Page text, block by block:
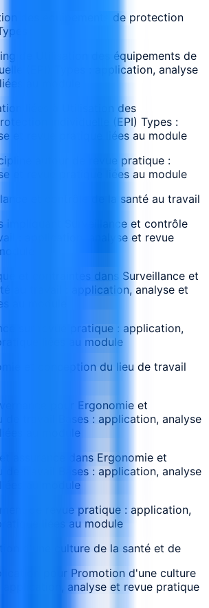
des équipements de protection
de Utilisation des équipements de
(EPI) Types : application, analyse
au module
liées à Utilisation des
individuelle (EPI) Types :
et revue pratique liées au module
autour de revue pratique :
et revue pratique liées au module
et contrôle de la santé au travail
impliquant Surveillance et contrôle
: application, analyse et revue
et contraintes dans Surveillance et
au travail : application, analyse et
au module
sur revue pratique : application,
liées au module
et conception du lieu de travail
pour Ergonomie et
de travail Bases : application, analyse
au module
assurance dans Ergonomie et
de travail Bases : application, analyse
au module
de revue pratique : application,
liées au module
d'une culture de la santé et de
pour Promotion d'une culture
analyse et revue pratique